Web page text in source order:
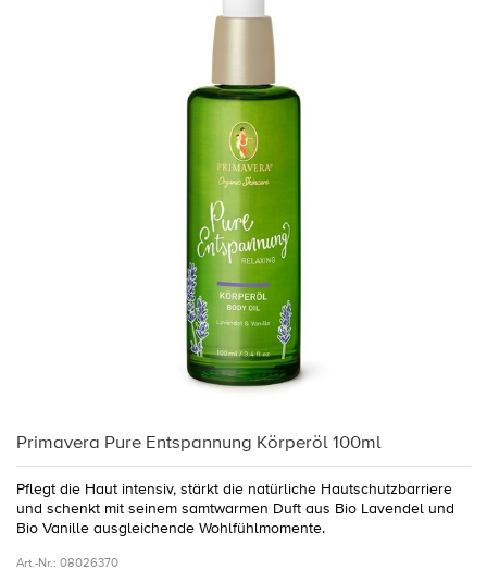
Primavera Pure Entspannung Körperöl 100ml
Pflegt die Haut intensiv, stärkt die natürliche Hautschutzbarriere
und schenkt mit seinem samtwarmen Duft aus Bio Lavendel und
Bio Vanille ausgleichende Wohlfühlmomente.
Art.-Nr.: 08026370